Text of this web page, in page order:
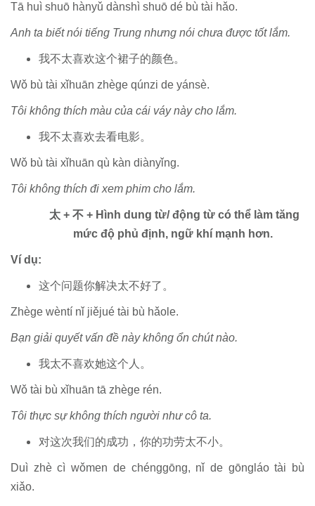
Tā huì shuō hànyǔ dànshì shuō dé bù tài hǎo.
Anh ta biết nói tiếng Trung nhưng nói chưa được tốt lắm.
我不太喜欢这个裙子的颜色。
Wǒ bù tài xǐhuān zhège qúnzi de yánsè.
Tôi không thích màu của cái váy này cho lắm.
我不太喜欢去看电影。
Wǒ bù tài xǐhuān qù kàn diànyǐng.
Tôi không thích đi xem phim cho lắm.
太 + 不 + Hình dung từ/ động từ có thể làm tăng
mức độ phủ định, ngữ khí mạnh hơn.
Ví dụ:
这个问题你解决太不好了。
Zhège wèntí nǐ jiějué tài bù hǎole.
Bạn giải quyết vấn đề này không ổn chút nào.
我太不喜欢她这个人。
Wǒ tài bù xǐhuān tā zhège rén.
Tôi thực sự không thích người như cô ta.
对这次我们的成功，你的功劳太不小。
Duì zhè cì wǒmen de chénggōng, nǐ de gōngláo tài bù
xiǎo.